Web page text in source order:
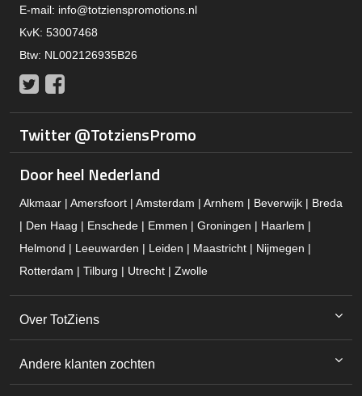
E-mail: info@totzienspromotions.nl
KvK: 53007468
Btw: NL002126935B26
Twitter
Twitter @TotziensPromo
Door heel Nederland
Alkmaar | Amersfoort | Amsterdam | Arnhem | Beverwijk | Breda
| Den Haag | Enschede | Emmen | Groningen | Haarlem |
Helmond | Leeuwarden | Leiden | Maastricht | Nijmegen |
Rotterdam | Tilburg | Utrecht | Zwolle
Over TotZiens
Andere klanten zochten